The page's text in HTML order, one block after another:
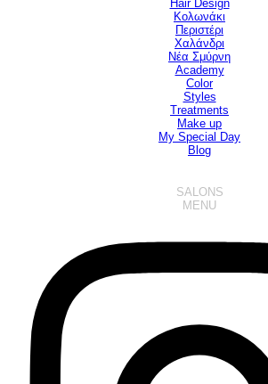
Hair Design▼
Κολωνάκι
Περιστέρι
Χαλάνδρι
Νέα Σμύρνη
Academy
Color
Styles
Treatments
Make up
My Special Day
Blog
SALONS
MENU